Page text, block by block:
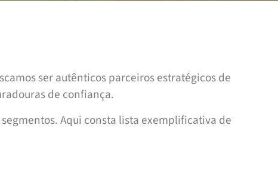
ser autênticos parceiros estratégicos de
de confiança.
Aqui consta lista exemplificativa de